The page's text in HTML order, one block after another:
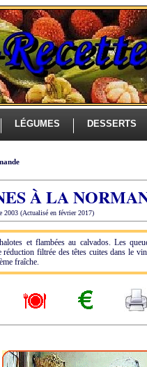
LÉGUMES DESSERTS
À LA
2003 (Actualisé en février 2017)
et flambées au calvados. Les
réduction filtrée des têtes cuites dans le
fraîche.